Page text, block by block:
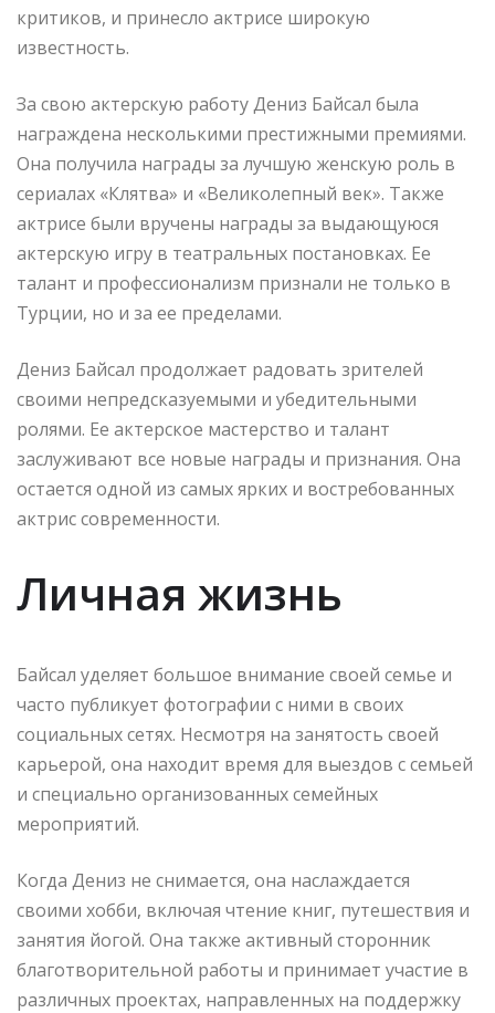
критиков, и принесло актрисе широкую
известность.
За свою актерскую работу Дениз Байсал была
награждена несколькими престижными премиями.
Она получила награды за лучшую женскую роль в
сериалах «Клятва» и «Великолепный век». Также
актрисе были вручены награды за выдающуюся
актерскую игру в театральных постановках. Ее
талант и профессионализм признали не только в
Турции, но и за ее пределами.
Дениз Байсал продолжает радовать зрителей
своими непредсказуемыми и убедительными
ролями. Ее актерское мастерство и талант
заслуживают все новые награды и признания. Она
остается одной из самых ярких и востребованных
актрис современности.
Личная жизнь
Байсал уделяет большое внимание своей семье и
часто публикует фотографии с ними в своих
социальных сетях. Несмотря на занятость своей
карьерой, она находит время для выездов с семьей
и специально организованных семейных
мероприятий.
Когда Дениз не снимается, она наслаждается
своими хобби, включая чтение книг, путешествия и
занятия йогой. Она также активный сторонник
благотворительной работы и принимает участие в
различных проектах, направленных на поддержку